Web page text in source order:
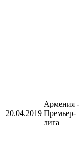
20.04.2019
Армения -
Премьер-
лига